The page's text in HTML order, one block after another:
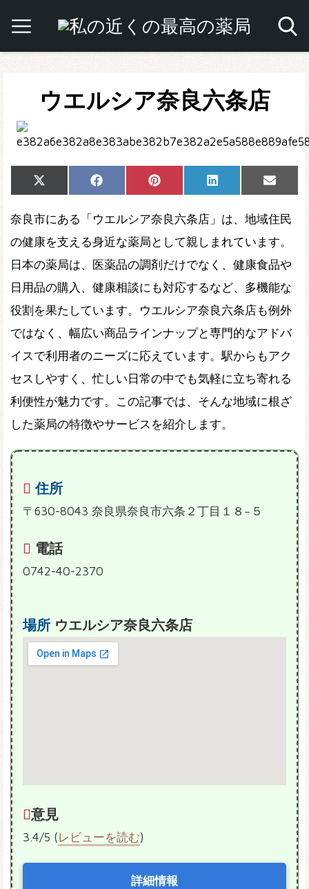
ウエルシア奈良六条店
Share
on
X
(Twitter)
Share
on
Facebook Share
on
Pinterest Share
on
LinkedIn
Share
on
Email
奈良市にある「ウエルシア奈良六条店」は、地域住民
の健康を支える身近な薬局として親しまれています。
日本の薬局は、医薬品の調剤だけでなく、健康食品や
日用品の購入、健康相談にも対応するなど、多機能な
役割を果たしています。ウエルシア奈良六条店も例外
ではなく、幅広い商品ラインナップと専門的なアドバ
イスで利用者のニーズに応えています。駅からもアク
セスしやすく、忙しい日常の中でも気軽に立ち寄れる
利便性が魅力です。この記事では、そんな地域に根ざ
した薬局の特徴やサービスを紹介します。
住所
〒630-8043 奈良県奈良市六条２丁目１８−５
電話
0742-40-2370
場所 ウエルシア奈良六条店
意見
3.4/5 (レビューを読む)
詳細情報